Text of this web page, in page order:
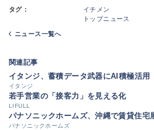
タグ：
イチメン
トップニュース
ニュース一覧へ
関連記事
イタンジ、蓄積データ武器にAI積極活用
イタンジ
若手営業の「接客力」を見える化
LIFULL
パナソニックホームズ、沖縄で賃貸住宅
パナソニックホームズ